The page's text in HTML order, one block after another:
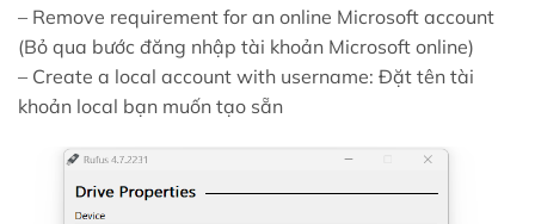
– Remove requirement for an online Microsoft account
(Bỏ qua bước đăng nhập tài khoản Microsoft online)
– Create a local account with username: Đặt tên tài
khoản local bạn muốn tạo sẵn